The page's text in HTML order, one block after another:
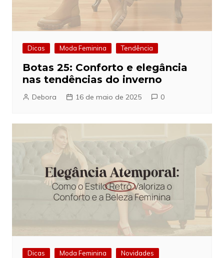
Dicas Moda Feminina Tendência
Botas 25: Conforto e elegância
nas tendências do inverno
Debora 16 de maio de 2025 0
Dicas Moda Feminina
Novidades